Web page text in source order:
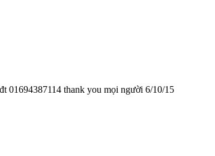
01694387114 thank you mọi người 6/10/15